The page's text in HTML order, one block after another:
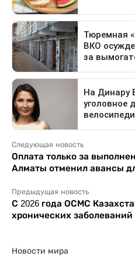
Следующая новость
Оплата только за
Алматы отменил авансы
Предыдущая новость
С 2026 года ОСМС
хронических заболеваний
Новости мира